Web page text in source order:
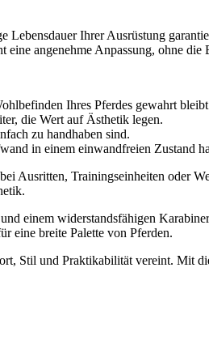
Ihrer Ausrüstung
angenehme Anpassung, ohne
Ihres Pferdes gewahrt
die Wert auf Ästhetik legen.
zu handhaben sind.
in einem einwandfreien Zustand
Ausritten, Trainingseinheiten oder
einem widerstandsfähigen
eine breite Palette von Pferden.
Stil und Praktikabilität vereint. Mit